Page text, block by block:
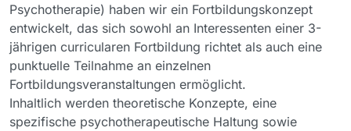
Psychotherapie) haben wir ein Fortbildungskonzept
entwickelt, das sich sowohl an Interessenten einer 3-
jährigen curricularen Fortbildung richtet als auch eine
punktuelle Teilnahme an einzelnen
Fortbildungsveranstaltungen ermöglicht.
Inhaltlich werden theoretische Konzepte, eine
spezifische psychotherapeutische Haltung sowie